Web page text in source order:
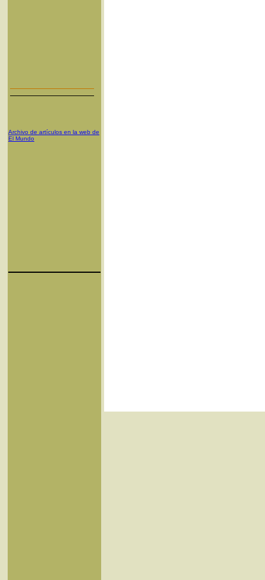
Archivo de artículos en la web de
El Mundo